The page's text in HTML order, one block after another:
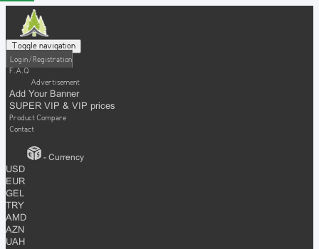
Toggle navigation
Login / Registration
F.A.Q
Advertisement
Add Your Banner
SUPER VIP & VIP prices
Product Compare
Contact
- Currency
USD
EUR
GEL
TRY
AMD
AZN
UAH